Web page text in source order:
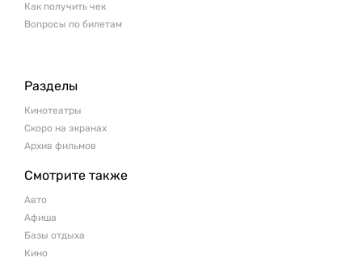
Как получить чек
Вопросы по билетам
Разделы
Кинотеатры
Скоро на экранах
Архив фильмов
Смотрите также
Авто
Афиша
Базы отдыха
Кино